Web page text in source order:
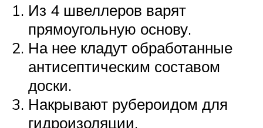
Из 4 швеллеров варят
прямоугольную основу.
На нее кладут обработанные
антисептическим составом
доски.
Накрывают рубероидом для
гидроизоляции.